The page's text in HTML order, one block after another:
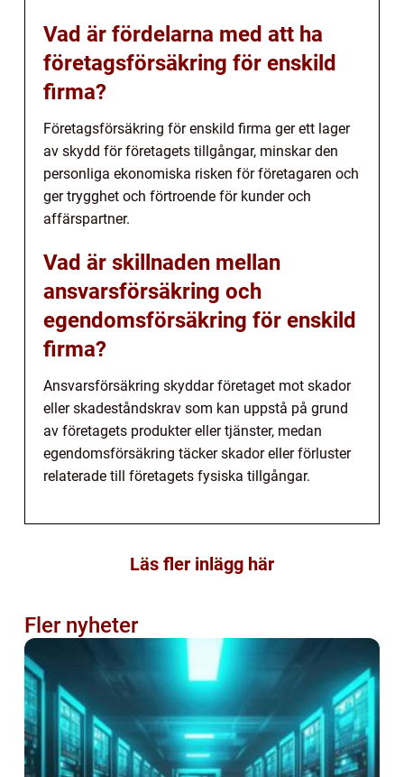
Vad är fördelarna med att ha
företagsförsäkring för enskild
firma?
Företagsförsäkring för enskild firma ger ett lager
av skydd för företagets tillgångar, minskar den
personliga ekonomiska risken för företagaren och
ger trygghet och förtroende för kunder och
affärspartner.
Vad är skillnaden mellan
ansvarsförsäkring och
egendomsförsäkring för enskild
firma?
Ansvarsförsäkring skyddar företaget mot skador
eller skadeståndskrav som kan uppstå på grund
av företagets produkter eller tjänster, medan
egendomsförsäkring täcker skador eller förluster
relaterade till företagets fysiska tillgångar.
Läs fler inlägg här
Fler nyheter